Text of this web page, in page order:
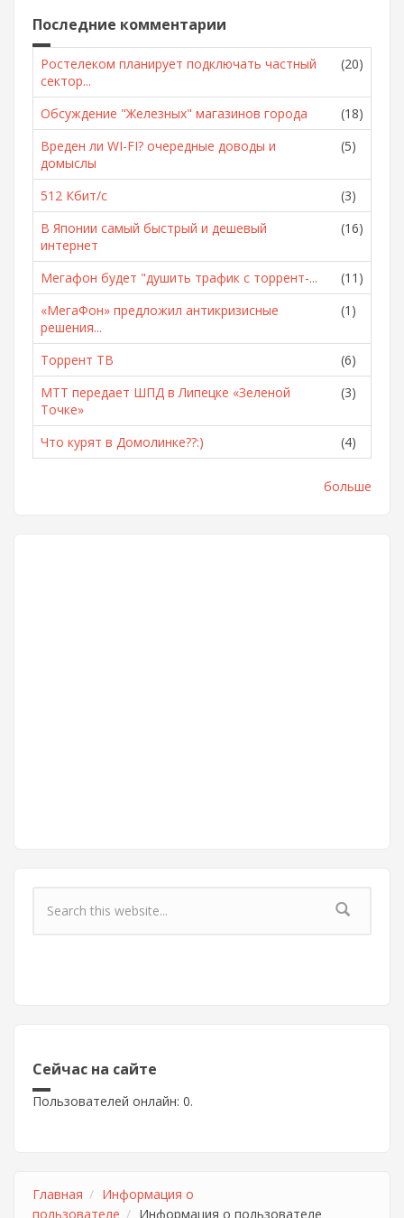
Последние комментарии
Ростелеком планирует подключать частный
сектор...
(20)
Обсуждение "Железных" магазинов города
(18)
Вреден ли WI-FI? очередные доводы и
домыслы
(5)
512 Кбит/с
(3)
В Японии самый быстрый и дешевый
интернет
(16)
Мегафон будет "душить трафик с торрент-...
(11)
«МегаФон» предложил антикризисные
решения...
(1)
Торрент ТВ
(6)
МТТ передает ШПД в Липецке «Зеленой
Точке»
(3)
Что курят в Домолинке??:) (4)
больше
Форма поиска
Сейчас на сайте
Пользователей онлайн: 0.
Главная
Информация о
пользователе
Информация о пользователе